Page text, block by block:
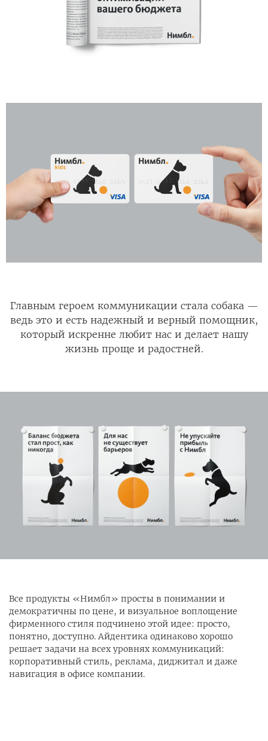
Главным героем коммуникации стала собака —
ведь это и есть надежный и верный помощник,
который искренне любит нас и делает нашу
жизнь проще и радостней.
Все продукты «Нимбл» просты в понимании и
демократичны по цене, и визуальное воплощение
фирменного стиля подчинено этой идее: просто,
понятно, доступно. Айдентика одинаково хорошо
решает задачи на всех уровнях коммуникаций:
корпоративный стиль, реклама, диджитал и даже
навигация в офисе компании.